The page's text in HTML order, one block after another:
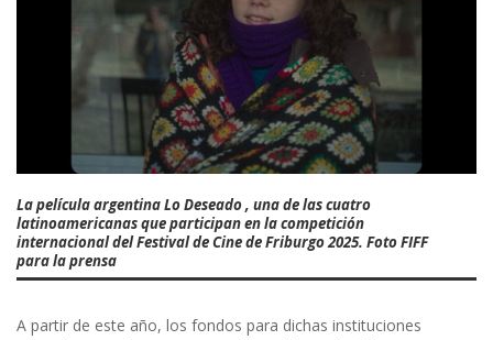
La película argentina Lo Deseado , una de las cuatro
latinoamericanas que participan en la competición
internacional del Festival de Cine de Friburgo 2025. Foto FIFF
para la prensa
A partir de este año, los fondos para dichas instituciones